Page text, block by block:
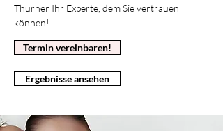
Thurner Ihr Experte, dem Sie vertrauen
können!
Termin vereinbaren!
Ergebnisse ansehen